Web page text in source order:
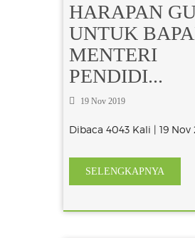
HARAPAN
UNTUK
MENTERI
PENDIDI...
19 Nov 2019
Dibaca 4043 Kali | 19 Nov
SELENGKAPNYA